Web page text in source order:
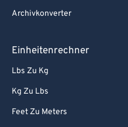
Archivkonverter
Einheitenrechner
Lbs Zu Kg
Kg Zu Lbs
Feet Zu Meters